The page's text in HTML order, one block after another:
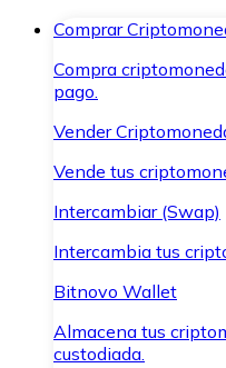
Comprar
Compra
pago.
Vender
Vende tus
Intercambiar (Swap)
Intercambia tus
Bitnovo Wallet
Almacena tus
custodiada.